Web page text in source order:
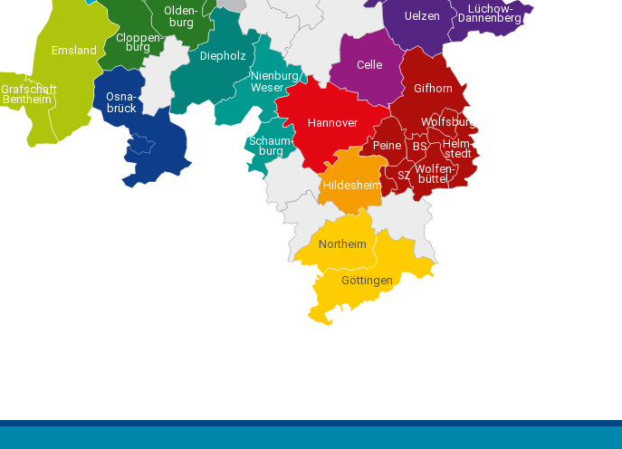
Gifhorn
Helm-
stedt
BS
Wolfsburg
SZ Wolfen-
büttel
Celle
Uelzen
Lüchow-
Dannenberg
Northeim
Göttingen
Peine
Hildesheim
Hannover
Diepholz
Nienburg/
Weser
Schaum-
burg
Cloppen-
burg
Olden-
burg
Osna-
brück
Emsland
Grafschaft
Bentheim